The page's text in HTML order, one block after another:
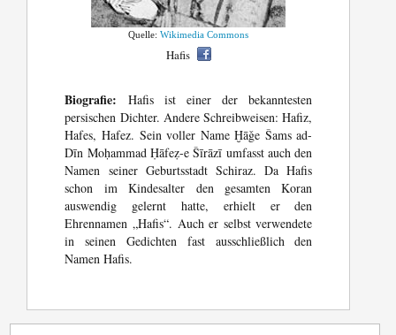
Quelle:Wikimedia Commons
Hafis
Biografie: Hafis ist einer der bekanntesten
persischen Dichter. Andere Schreibweisen: Hafiz,
Hafes, Hafez. Sein voller Name Ḫāǧe Šams ad-
Dīn Moḥammad Ḥāfeẓ-e Šīrāzī umfasst auch den
Namen seiner Geburtsstadt Schiraz. Da Hafis
schon im Kindesalter den gesamten Koran
auswendig gelernt hatte, erhielt er den
Ehrennamen „Hafis“. Auch er selbst verwendete
in seinen Gedichten fast ausschließlich den
Namen Hafis.